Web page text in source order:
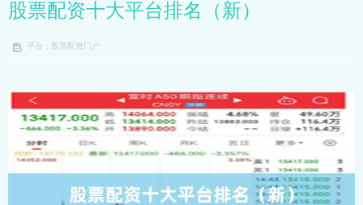
股票配资十大平台排名（新）
平台：股票配资门户